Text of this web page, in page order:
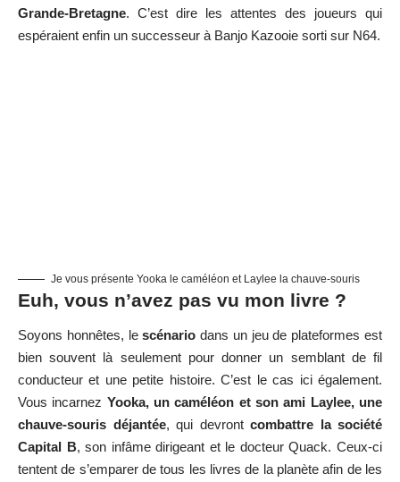
Grande-Bretagne. C’est dire les attentes des joueurs qui
espéraient enfin un successeur à Banjo Kazooie sorti sur N64.
Je vous présente Yooka le caméléon et Laylee la chauve-souris
Euh, vous n’avez pas vu mon livre ?
Soyons honnêtes, lescénario dans un jeu de plateformes est
bien souvent là seulement pour donner un semblant de fil
conducteur et une petite histoire. C’est le cas ici également.
Vous incarnez Yooka, un caméléon et son ami Laylee, une
chauve-souris déjantée, qui devront combattre la société
Capital B, son infâme dirigeant et le docteur Quack. Ceux-ci
tentent de s’emparer de tous les livres de la planète afin de les